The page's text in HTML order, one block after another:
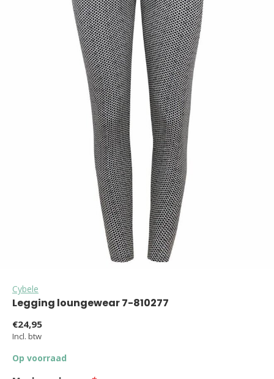
Cybele
Legging loungewear 7-810277
€24,95
Incl. btw
Op voorraad